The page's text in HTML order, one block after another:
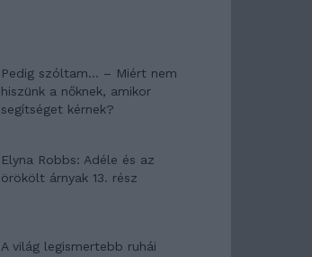
Pedig szóltam… – Miért nem
hiszünk a nőknek, amikor
segítséget kérnek?
Elyna Robbs: Adéle és az
örökölt árnyak 13. rész
A világ legismertebb ruhái